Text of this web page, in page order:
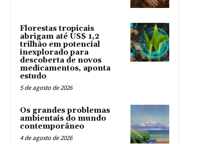
Florestas tropicais
abrigam até US$ 1,2
trilhão em potencial
inexplorado para
descoberta de novos
medicamentos, aponta
estudo
5 de agosto de 2026
Os grandes problemas
ambientais do mundo
contemporâneo
4 de agosto de 2026